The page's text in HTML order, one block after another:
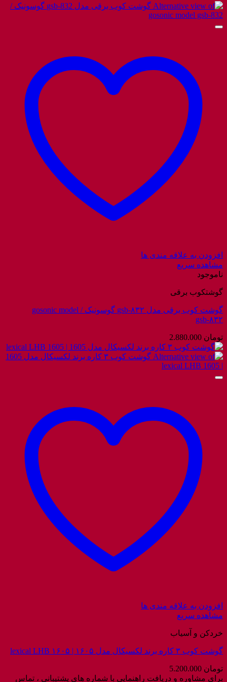
افزودن به علاقه مندی ها
مشاهده سریع
ناموجود
گوشتکوب برقی
گوشت کوب برقی مدل gsb-۸۳۲ گوسونیک / gosonic model
gsb-۸۳۲
تومان
افزودن به علاقه مندی ها
مشاهده سریع
خردکن و آسیاب
گوشت کوب ۳ کاره برند لکسیکال مدل ۱۶۰۵ | lexical LHB ۱۶۰۵
تومان
برای مشاوره و دریافت راهنمایی با شماره های پشتیبانی ، تماس